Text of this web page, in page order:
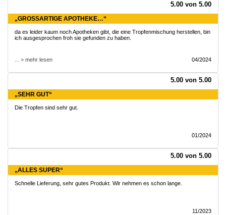
5.00 von 5.00
„GROSSARTIGE APOTHEKE…“
da es leider kaum noch Apotheken gibt, die eine Tropfenmischung herstellen, bin
ich ausgesprochen froh sie gefunden zu haben.
... > mehr lesen 04/2024
5.00 von 5.00
„SEHR GUT“
Die Tropfen sind sehr gut.
01/2024
5.00 von 5.00
„ALLES SUPER“
Schnelle Lieferung, sehr gutes Produkt. Wir nehmen es schon lange.
11/2023